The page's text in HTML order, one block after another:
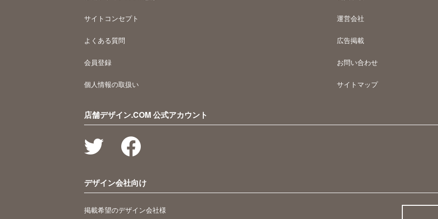
サイトコンセプト
よくある質問
会員登録
個人情報の取扱い
運営会社
広告掲載
お問い合わせ
サイトマップ
店舗デザイン.COM 公式アカウント
デザイン会社向け
掲載希望のデザイン会社様